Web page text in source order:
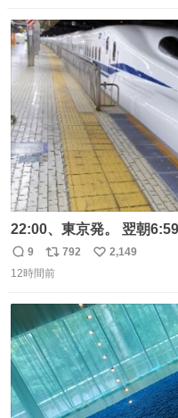
ト
数
数
22:00、東京発。 翌朝6:59、新大阪着
ルエクスプレス』が今夜、初運行！ 岐阜
東海道新幹線。寝台列車
エクスプレス
返
信
9
リ
ポ
ト
数
792
い
数
2,149
12時間前